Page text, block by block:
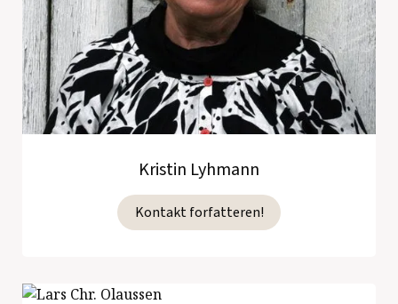
Kristin Lyhmann
Kontakt forfatteren!